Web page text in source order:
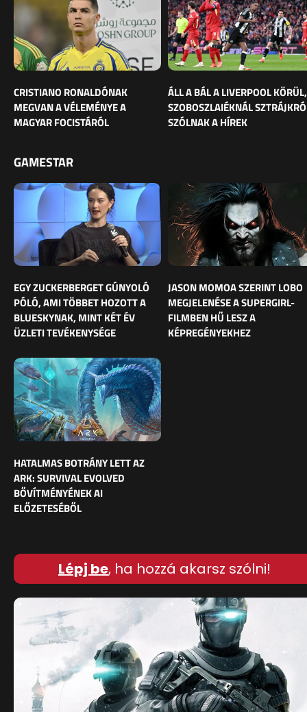
CRISTIANO RONALDÓNAK
MEGVAN A VÉLEMÉNYE A
MAGYAR FOCISTÁRÓL
ÁLL A BÁL A LIVERPOOL KÖRÜL,
SZOBOSZLAIÉKNÁL
SZÓLNAK A HÍREK
GAMESTAR
EGY ZUCKERBERGET GÚNYOLÓ
PÓLÓ, AMI TÖBBET HOZOTT A
BLUESKYNAK, MINT KÉT ÉV
ÜZLETI TEVÉKENYSÉGE
JASON MOMOA SZERINT LOBO
MEGJELENÉSE A SUPERGIRL-
FILMBEN HŰ LESZ A
KÉPREGÉNYEKHEZ
HATALMAS BOTRÁNY LETT AZ
ARK: SURVIVAL EVOLVED
BŐVÍTMÉNYÉNEK AI
ELŐZETESÉBŐL
Lépj be, ha hozzá akarsz szólni!